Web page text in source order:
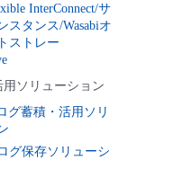
InterConnect/サ
スタンス/Wasabiオ
ストレー
用ソリューション
グ蓄積・活用ソリ
グ保存ソリューシ